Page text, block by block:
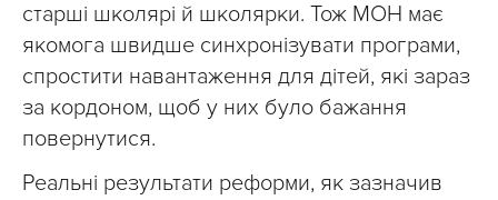
старші школярі й школярки. Тож МОН має
якомога швидше синхронізувати програми,
спростити навантаження для дітей, які зараз
за кордоном, щоб у них було бажання
повернутися.
Реальні результати реформи, як зазначив